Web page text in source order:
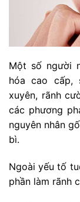
Một số người
hóa cao cấp,
xuyên, rãnh
các phương
nguyên nhân
bì.
Ngoài yếu tố
phần làm rãnh